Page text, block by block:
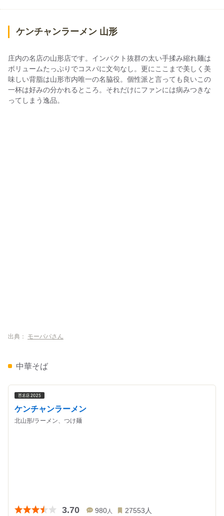
ケンチャンラーメン 山形
庄内の名店の山形店です。インパクト抜群の太い手揉み縮れ麺は
ボリュームたっぷりでコスパに文句なし。更にここまで美しく美
味しい背脂は山形市内唯一の名脇役。個性派と言っても良いこの
一杯は好みの分かれるところ。それだけにファンには病みつきな
ってしまう逸品。
出典： モーパパさん
中華そば
ケンチャンラーメン
北山形/ラーメン、つけ麺
3.70 980人 27553 人